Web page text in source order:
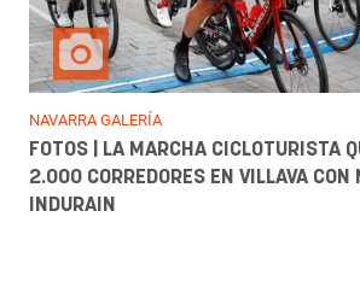
NAVARRA GALERÍA
FOTOS | LA MARCHA CICLOTURISTA
2.000 CORREDORES EN VILLAVA CON
INDURAIN